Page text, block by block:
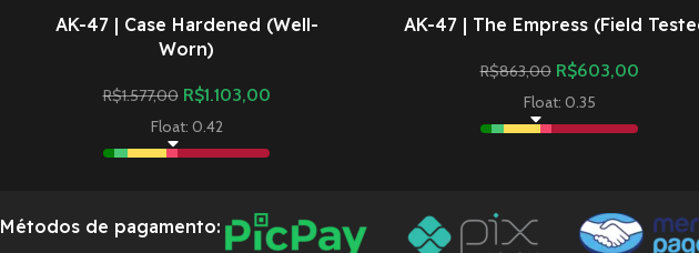
AK-47 | Case Hardened (Well-
Worn)
R$1.577,00 R$1.103,00
Float: 0.42
AK-47 | The Empress (Field
R$863,00 R$603,00
Float: 0.35
Métodos de pagamento: